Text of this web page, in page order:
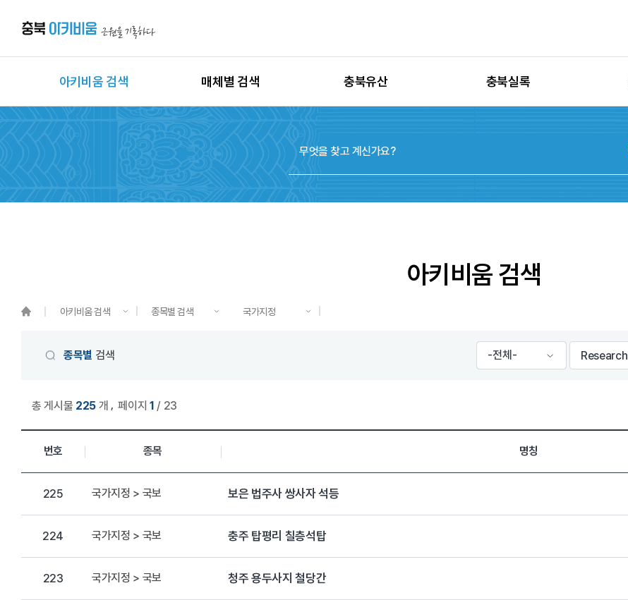
아키비움 검색
상세검색
지역별 검색
시대별 검색
매체별 검색
이미지
동영상
음원
충북유산
유산별 보수정비
충북실록
아키비움 검색
아키비움 검색 종목별 검색 국가지정
종목별 검색
총 게시물 225 개 ,페이지 1 / 23
상세정보 관리목록
번호 종목 명칭
225 국가지정 > 국보 보은 법주사 쌍사자 석등
224 국가지정 > 국보 충주 탑평리 칠층석탑
223 국가지정 > 국보 청주 용두사지 철당간